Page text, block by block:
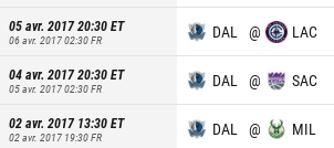
05 avr. 2017 20:30ET
06 avr. 2017 02:30FR DAL @ LAC
04 avr. 2017 20:30ET
05 avr. 2017 02:30FR DAL @ SAC
02 avr. 2017 13:30ET
02 avr. 2017 19:30FR DAL @ MIL